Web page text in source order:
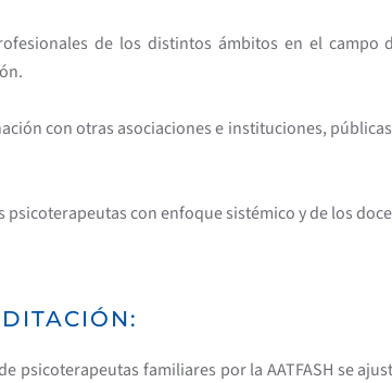
de los distintos ámbitos en el
con otras asociaciones e instituciones,
psicoterapeutas con enfoque sistémico y de los
psicoterapeutas familiares por la AATFASH se